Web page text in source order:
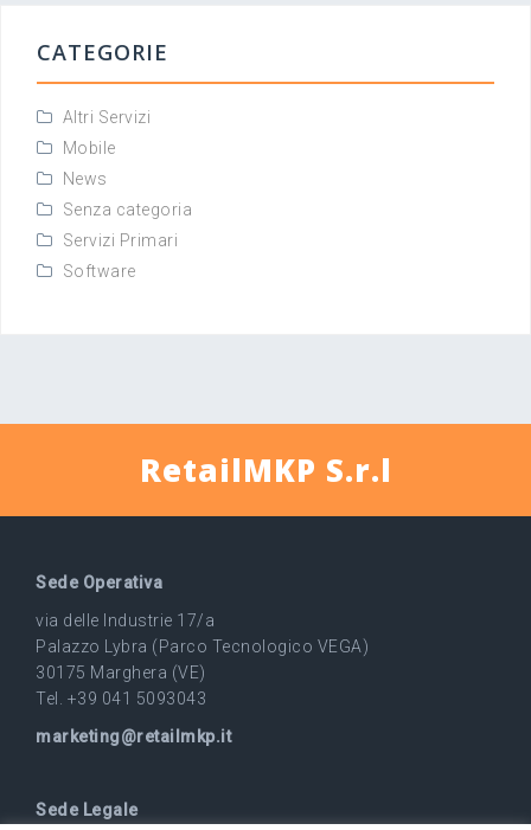
CATEGORIE
Altri Servizi
Mobile
News
Senza categoria
Servizi Primari
Software
RetailMKP S.r.l
Sede Operativa
via delle Industrie 17/a
Palazzo Lybra (Parco Tecnologico VEGA)
30175 Marghera (VE)
Tel. +39 041 5093043
marketing@retailmkp.it
Sede Legale